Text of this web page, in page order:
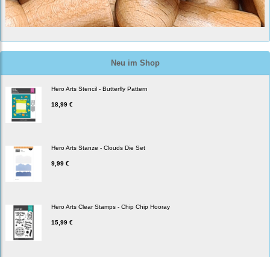
Neu im Shop
Hero Arts Stencil - Butterfly Pattern
18,99 €
Hero Arts Stanze - Clouds Die Set
9,99 €
Hero Arts Clear Stamps - Chip Chip Hooray
15,99 €